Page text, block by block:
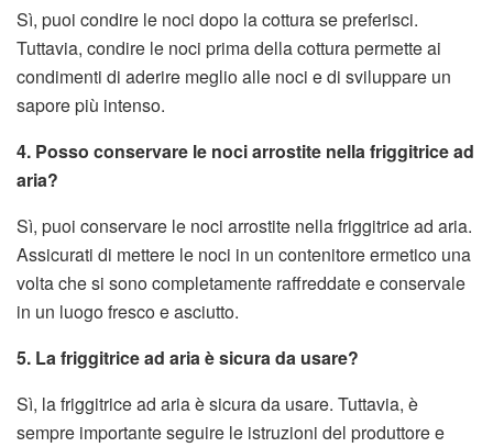
Sì, puoi condire le noci dopo la cottura se preferisci.
Tuttavia, condire le noci prima della cottura permette ai
condimenti di aderire meglio alle noci e di sviluppare un
sapore più intenso.
4. Posso conservare le noci arrostite nella friggitrice ad
aria?
Sì, puoi conservare le noci arrostite nella friggitrice ad aria.
Assicurati di mettere le noci in un contenitore ermetico una
volta che si sono completamente raffreddate e conservale
in un luogo fresco e asciutto.
5. La friggitrice ad aria è sicura da usare?
Sì, la friggitrice ad aria è sicura da usare. Tuttavia, è
sempre importante seguire le istruzioni del produttore e